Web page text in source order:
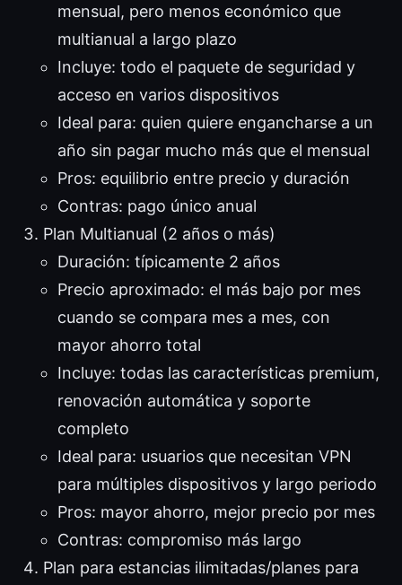
mensual, pero menos económico que
multianual a largo plazo
Incluye: todo el paquete de seguridad y
acceso en varios dispositivos
Ideal para: quien quiere engancharse a un
año sin pagar mucho más que el mensual
Pros: equilibrio entre precio y duración
Contras: pago único anual
Plan Multianual (2 años o más)
Duración: típicamente 2 años
Precio aproximado: el más bajo por mes
cuando se compara mes a mes, con
mayor ahorro total
Incluye: todas las características premium,
renovación automática y soporte
completo
Ideal para: usuarios que necesitan VPN
para múltiples dispositivos y largo periodo
Pros: mayor ahorro, mejor precio por mes
Contras: compromiso más largo
Plan para estancias ilimitadas/planes para